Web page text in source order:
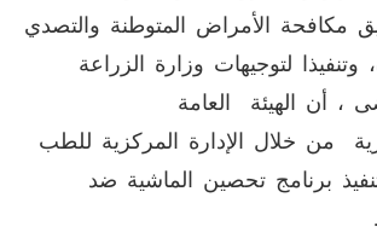
مكافحة الأمراض المتوطنة والتصدي
وتنفيذا لتوجيهات وزارة الزراعة
، أن الهيئة العامة
من خلال الإدارة المركزية للطب
برنامج تحصين الماشية ضد